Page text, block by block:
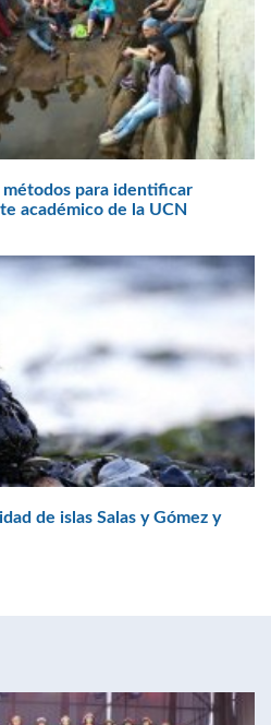
para identificar
académico de la UCN
de islas Salas y Gómez y